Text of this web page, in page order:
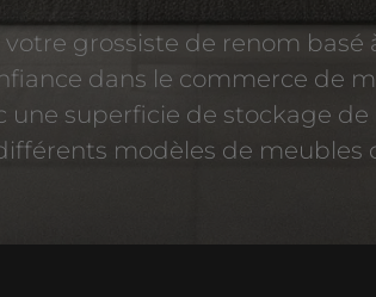
grossiste de renom
dans le commerce de
superficie de stockage
modèles de meubles